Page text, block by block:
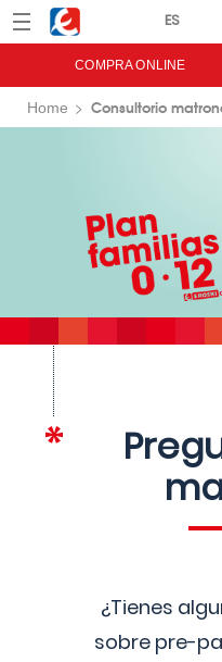
Menú Eroski
COMPRA ONLINE
Home Consultorio
¿Tienes
sobre pre-